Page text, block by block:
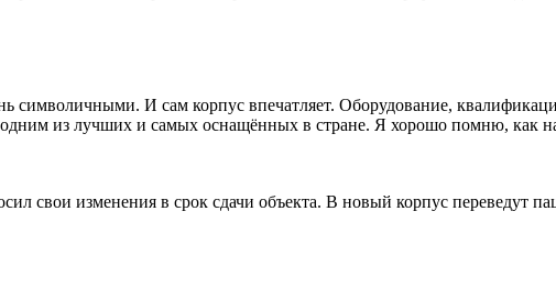
символичными. И сам корпус впечатляет. Оборудование,
одним из лучших и самых оснащённых в стране. Я хорошо помню, как
свои изменения в срок сдачи объекта. В новый корпус переведут